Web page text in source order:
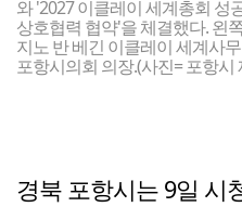
와 '2027 이클레이 세계총회 성
상호협력 협약'을 체결했다. 왼
지노 반 베긴 이클레이 세계사
포항시의회 의장.(사진= 포항시
경북 포항시는 9일 시